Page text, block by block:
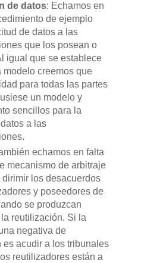
de datos: Echamos en
de ejemplo
de datos a las
que los posean o
igual que se establece
modelo creemos que
para todas las partes
un modelo y
sencillos para la
a las
echamos en falta
mecanismo de arbitraje
dirimir los desacuerdos
y poseedores de
se produzcan
reutilización. Si la
negativa de
es acudir a los tribunales
reutilizadores están a